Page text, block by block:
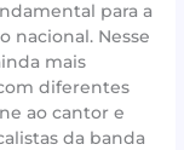
para a
nacional. Nesse
mais
diferentes
ao cantor e
da banda